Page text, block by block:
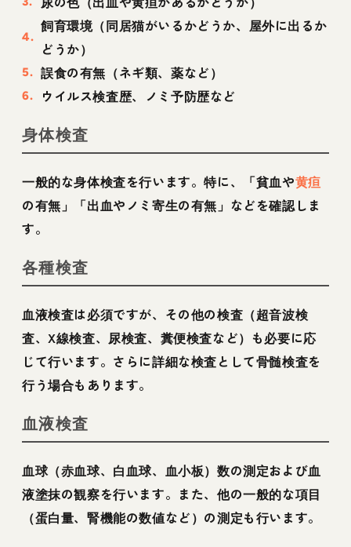
飼育環境（同居猫がいるかどうか、屋外に出るか
どうか）
誤食の有無（ネギ類、薬など）
ウイルス検査歴、ノミ予防歴など
身体検査
一般的な身体検査を行います。特に、「貧血や黄疸
の有無」「出血やノミ寄生の有無」などを確認しま
す。
各種検査
血液検査は必須ですが、その他の検査（超音波検
査、X線検査、尿検査、糞便検査など）も必要に応
じて行います。さらに詳細な検査として骨髄検査を
行う場合もあります。
血液検査
血球（赤血球、白血球、血小板）数の測定および血
液塗抹の観察を行います。また、他の一般的な項目
（蛋白量、腎機能の数値など）の測定も行います。